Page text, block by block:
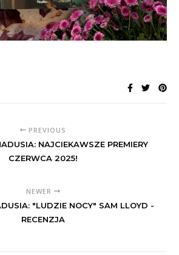
PREVIOUS
NAJCIEKAWSZE PREMIERY
CZERWCA 2025!
NEWER
"LUDZIE NOCY" SAM LLOYD -
RECENZJA